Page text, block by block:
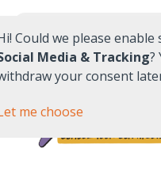
Home
Could we please
Media & Tracking?
your consent
me choose